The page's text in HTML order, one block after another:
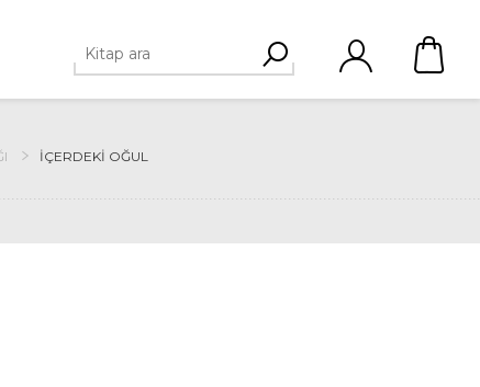
İÇERDEKI OĞUL